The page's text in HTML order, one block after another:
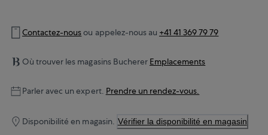
Contactez-nousou appelez-nous au +41 41 369 79 79
Où trouver les magasins Bucherer Emplacements
Parler avec un expert. Prendre un rendez-vous.
Disponibilité en magasin. Vérifier la disponibilité en magasin